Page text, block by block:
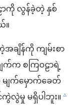
ကို လွန်ခဲ့တဲ့ နှစ်
။
ချိန်ကို ကျမ်းစာ
ချက်က စကြဝဠာရဲ့
ျက်မှောက်ခေတ်
လွဲမှု မရှိပါဘူး။ c